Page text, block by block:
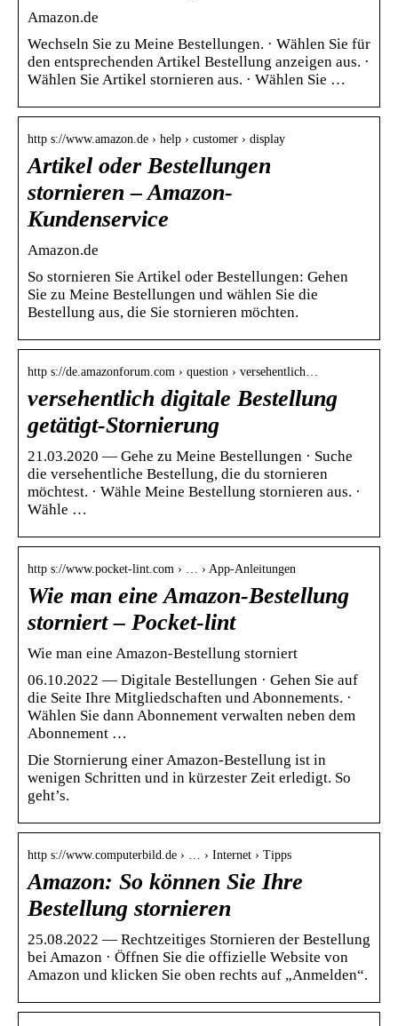
Amazon.de
Wechseln Sie zu Meine Bestellungen. · Wählen Sie für
den entsprechenden Artikel Bestellung anzeigen aus. ·
Wählen Sie Artikel stornieren aus. · Wählen Sie …
http s://www.amazon.de › help › customer › display
Artikel oder Bestellungen
stornieren – Amazon-
Kundenservice
Amazon.de
So stornieren Sie Artikel oder Bestellungen: Gehen
Sie zu Meine Bestellungen und wählen Sie die
Bestellung aus, die Sie stornieren möchten.
http s://de.amazonforum.com › question › versehentlich…
versehentlich digitale Bestellung
getätigt-Stornierung
21.03.2020 — Gehe zu Meine Bestellungen · Suche
die versehentliche Bestellung, die du stornieren
möchtest. · Wähle Meine Bestellung stornieren aus. ·
Wähle …
http s://www.pocket-lint.com › … › App-Anleitungen
Wie man eine Amazon-Bestellung
storniert – Pocket-lint
Wie man eine Amazon-Bestellung storniert
06.10.2022 — Digitale Bestellungen · Gehen Sie auf
die Seite Ihre Mitgliedschaften und Abonnements. ·
Wählen Sie dann Abonnement verwalten neben dem
Abonnement …
Die Stornierung einer Amazon-Bestellung ist in
wenigen Schritten und in kürzester Zeit erledigt. So
geht’s.
http s://www.computerbild.de › … › Internet › Tipps
Amazon: So können Sie Ihre
Bestellung stornieren
25.08.2022 — Rechtzeitiges Stornieren der Bestellung
bei Amazon · Öffnen Sie die offizielle Website von
Amazon und klicken Sie oben rechts auf „Anmelden“.